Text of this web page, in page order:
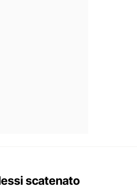
scatenato